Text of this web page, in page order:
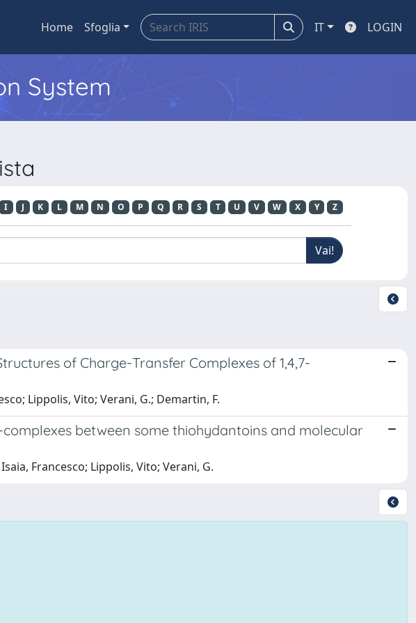
Home Sfoglia IT LOGIN
System
I J K L M N O P Q R S T U V W X Y Z
of Charge-Transfer Complexes of 1,4,7-
Lippolis, Vito; Verani, G.; Demartin, F.
complexes between some thiohydantoins and molecular
Francesco; Lippolis, Vito; Verani, G.